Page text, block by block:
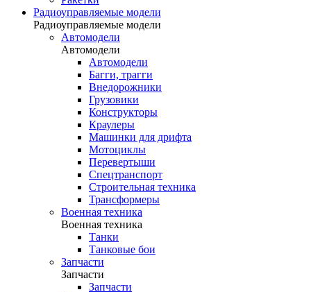
Радиоуправляемые модели
Радиоуправляемые модели
Автомодели
Автомодели
Автомодели
Багги, трагги
Внедорожники
Грузовики
Конструкторы
Краулеры
Машинки для дрифта
Мотоциклы
Перевертыши
Спецтранспорт
Строительная техника
Трансформеры
Военная техника
Военная техника
Танки
Танковые бои
Запчасти
Запчасти
Запчасти